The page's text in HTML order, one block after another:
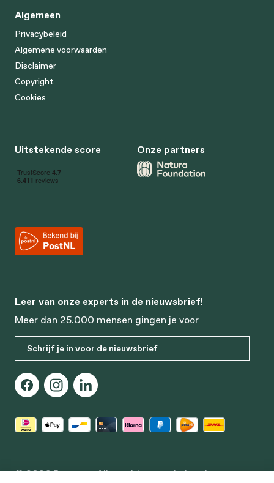
Algemeen
Privacybeleid
Algemene voorwaarden
Disclaimer
Copyright
Cookies
Uitstekende score Onze partners
Leer van onze experts in de nieuwsbrief!
Meer dan 25.000 mensen gingen je voor
Schrijf je in voor de nieuwsbrief
© 2026 Bonusan. Alle rechten voorbehouden